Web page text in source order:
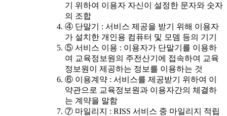
기 위하여 이용자 자신이 설정한 문자와 숫자
의 조합
④ 단말기 : 서비스 제공을 받기 위해 이용자
가 설치한 개인용 컴퓨터 및 모뎀 등의 기기
⑤ 서비스 이용 : 이용자가 단말기를 이용하
여 교육정보원의 주전산기에 접속하여 교육
정보원이 제공하는 정보를 이용하는 것
⑥ 이용계약 : 서비스를 제공받기 위하여 이
약관으로 교육정보원과 이용자간의 체결하
는 계약을 말함
⑦ 마일리지 : RISS 서비스 중 마일리지 적립